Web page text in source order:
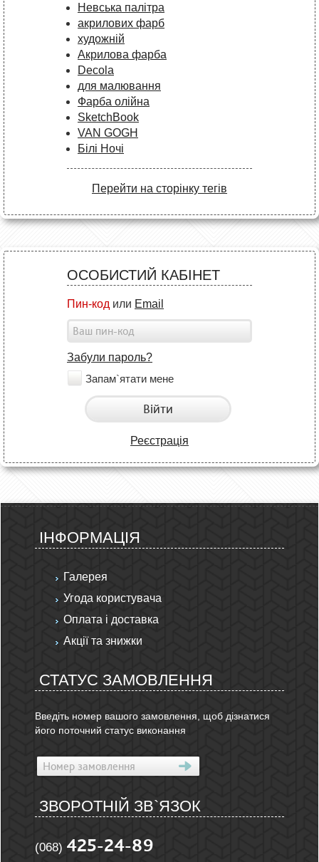
Невська палітра
акрилових фарб
художній
Акрилова фарба
Decola
для малювання
Фарба олійна
SketchBook
VAN GOGH
Білі Ночі
Перейти на сторінку тегів
ОСОБИСТИЙ КАБІНЕТ
Пин-код или Email
Забули пароль?
Запам`ятати мене
Війти
Реєстрація
ІНФОРМАЦІЯ
Галерея
Угода користувача
Оплата і доставка
Акції та знижки
СТАТУС ЗАМОВЛЕННЯ
Введіть номер вашого замовлення, щоб дізнатися
його поточний статус виконання
ЗВОРОТНІЙ ЗВ`ЯЗОК
(068) 425-24-89